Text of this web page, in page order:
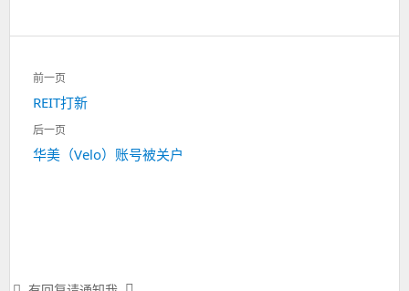
文
章
导
航
前一页
上
一
REIT打新
后一页
下
华美（Velo）账号被关户